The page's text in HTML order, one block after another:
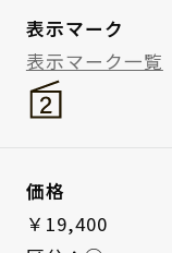
表示マーク
表示マーク一覧
価格
￥19,400